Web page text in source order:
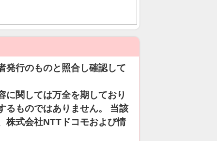
発行のものと照合し確認して
に関しては万全を期しており
るものではありません。 当該
株式会社NTTドコモおよび情